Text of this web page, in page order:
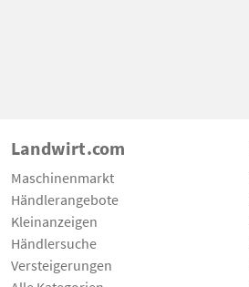
Landwirt.com
Maschinenmarkt
Händlerangebote
Kleinanzeigen
Händlersuche
Versteigerungen